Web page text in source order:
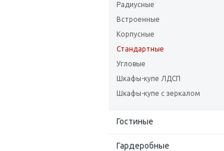
Радиусные
Встроенные
Корпусные
Стандартные
Угловые
Шкафы-купе ЛДСП
Шкафы-купе с зеркалом
Гостиные
Гардеробные